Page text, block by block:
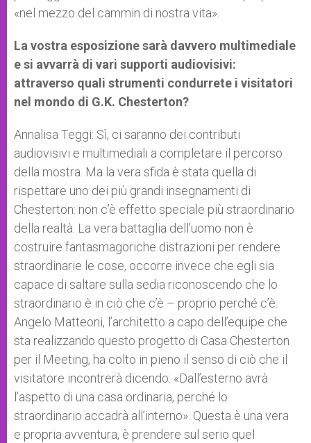
«nel mezzo del cammin di nostra vita».
La vostra esposizione sarà davvero multimediale
e si avvarrà di vari supporti audiovisivi:
attraverso quali strumenti condurrete i visitatori
nel mondo di G.K. Chesterton?
Annalisa Teggi: Sì, ci saranno dei contributi
audiovisivi e multimediali a completare il percorso
della mostra. Ma la vera sfida è stata quella di
rispettare uno dei più grandi insegnamenti di
Chesterton: non c’è effetto speciale più straordinario
della realtà. La vera battaglia dell’uomo non è
costruire fantasmagoriche distrazioni per rendere
straordinarie le cose, occorre invece che egli sia
capace di saltare sulla sedia riconoscendo che lo
straordinario è in ciò che c’è – proprio perché c’è.
Angelo Matteoni, l’architetto a capo dell’equipe che
sta realizzando questo progetto di Casa Chesterton
per il Meeting, ha colto in pieno il senso di ciò che il
visitatore incontrerà dicendo: «Dall’esterno avrà
l’aspetto di una casa ordinaria, perché lo
straordinario accadrà all’interno». Questa è una vera
e propria avventura, è prendere sul serio quel